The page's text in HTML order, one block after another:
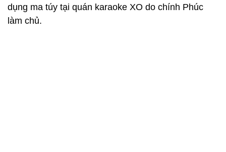
dụng ma túy tại quán karaoke XO do chính Phúc
làm chủ.